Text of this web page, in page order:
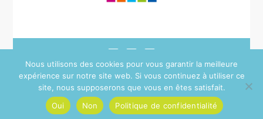
Copyright © All Rights Reserved 2025 |Politique de
confidentialité|Mentions Légales
Nous utilisons des cookies pour vous garantir la meilleure
expérience sur notre site web. Si vous continuez à utiliser ce
site, nous supposerons que vous en êtes satisfait.
Oui
Non Politique de confidentialité